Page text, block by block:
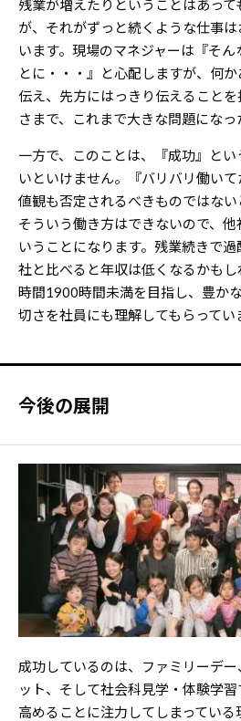
残業が増えたりということはあっ
が、それがずっと続くような仕事
います。現場のマネジャーは『そ
とに・・・』と心配しますが、何
伝え、先方にはっきり伝えること
さまで、これまで大きな問題になっ
一方で、このことは、『成功』と
いといけません。『バリバリ働い
値観も否定されるべきものではな
そういう働き方はできないので、
いうことになります。残業続きで
社と比べると年収は低くなるかも
時間1900時間未満を目指し、豊か
切さを社員にも理解してもらってい
今後の展開
成功しているのは、ファミリーデ
ット、そして社会科見学・体験学
高めることに注力してしまってい